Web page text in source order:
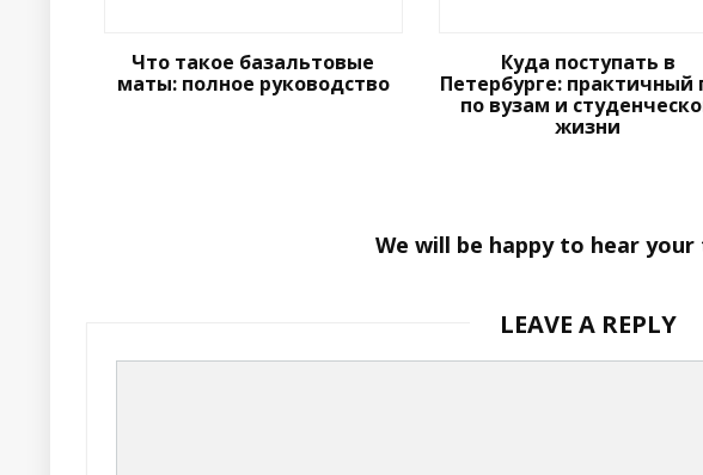
Что такое базальтовые
маты: полное руководство
Куда поступать в
Петербурге: практичный
по вузам и
жизни
We will be happy to hear
LEAVE A REPLY